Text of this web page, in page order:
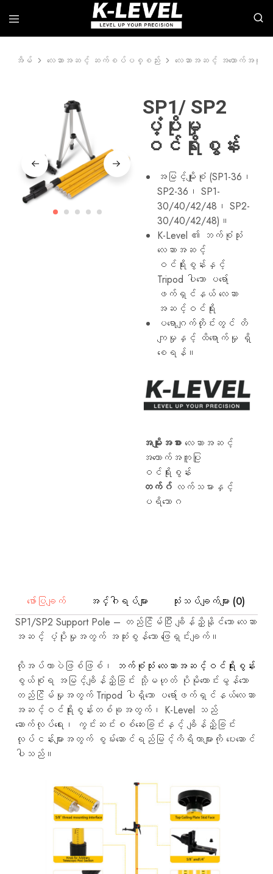
တိ
ကျ
မှု
မြင့်မားသော
တိုင်းတာ
ရေး
ကိရိယာ
များ၏
ထိပ်တန်း
ထုတ်လုပ်သူ
ကျွန်ုပ်
လေ
ဆာ
များ၊
လိုင်း
လေ
ဆာ
များ၊
အလိုအလျောက်
အဆင့်
များ၊
လေ
အဆင့်
အသုံးချ
မှု
များ၏လိုအပ်ချက်
များ
ကို
ဖြည့်ဆည်း
ဒီဇိုင်း
ထုတ်ထား
ပါသည်။
အိမ် လေဆာအဆင့် ဆက်စပ်ပစ္စည်း လေဆာအဆင့် အထောက်အကူပ
SP1/ SP2
ပံ့ပိုးမှု
ဝင်ရိုးစွန်း
အမြင့်မျိုးစုံ (SP1-36၊
SP2-36၊ SP1-
30/40/42/48၊ SP2-
30/40/42/48)။
K-Level ၏ ဘက်စုံသုံး
လေဆာအဆင့်
ဝင်ရိုးစွန်းနှင့်
Tripod ပါသော ပရော်
ဖက်ရှင်နယ် လေဆာ
အဆင့်ဝင်ရိုး
ပရောဂျက်တိုင်းတွင် တိ
ကျမှုနှင့် ထိရောက်မှု ရှိ
စေရန်။
အမျိုးအစား လေဆာအဆင့်
အထောက်အကူပြု
ဝင်ရိုးစွန်း
တက်ဂ် လက်သမားနှင့်
ပရိဘောဂ
ဖော်ပြချက် အင်္ဂါရပ်များ
သုံးသပ်ချက်များ (0)
SP1/SP2 Support Pole – တည်ငြိမ်ပြီး ချိန်ညှိနိုင်သော လေဆာ
အဆင့် ပံ့ပိုးမှုအတွက် အဆုံးစွန်သော ဖြေရှင်းချက်။
လိုအပ်တာပဲဖြစ်ဖြစ်၊
ဘက်စုံသုံး လေဆာအဆင့်ဝင်ရိုးစွန်း
စွယ်စုံရ အမြင့်ချိန်ညှိခြင်း သို့မဟုတ် ပိုမိုကောင်းမွန်သော
တည်ငြိမ်မှုအတွက် Tripod ပါရှိသော ပရော်ဖက်ရှင်နယ်လေဆာ
အဆင့်ဝင်ရိုးစွန်းတစ်ခုအတွက်၊ K-Level သည်
ဆောက်လုပ်ရေး၊ ကွင်းဆင်းစစ်ဆေးခြင်းနှင့် ချိန်ညှိခြင်း
လုပ်ငန်းများအတွက် စွမ်းဆောင်ရည်မြင့်ကိရိယာများကို ပေးဆောင်
ပါသည်။